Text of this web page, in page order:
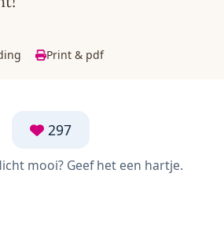
Print & pdf
297
mooi? Geef het een hartje.